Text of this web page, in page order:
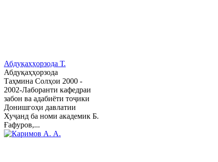
Абдуқаҳҳорзода Т.
Абдуқаҳҳорзода
Таҳмина Солҳои 2000 -
2002-Лаборанти кафедраи
забон ва адабиёти тоҷики
Донишгоҳи давлатии
Хуҷанд ба номи академик Б.
Ғафуров,...